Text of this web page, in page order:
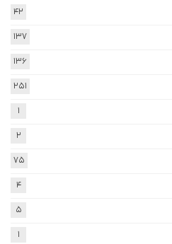
42
137
136
251
1
2
75
4
5
1